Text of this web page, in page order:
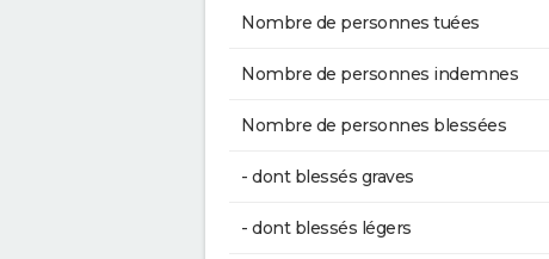
Nombre de personnes tuées
Nombre de personnes indemnes
Nombre de personnes blessées
- dont blessés graves
- dont blessés légers